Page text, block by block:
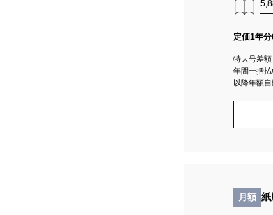
定価1年
特大号差額
年間一括払
以降年額自
月額 紙